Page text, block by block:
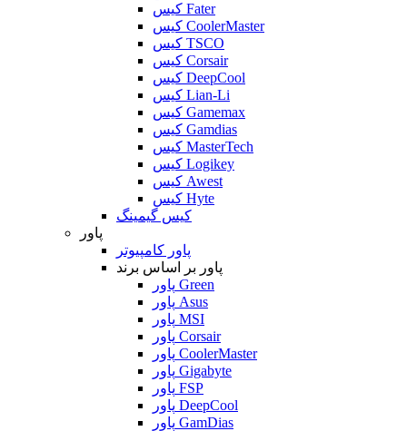
کیس Fater
کیس CoolerMaster
کیس TSCO
کیس Corsair
کیس DeepCool
کیس Lian-Li
کیس Gamemax
کیس Gamdias
کیس MasterTech
کیس Logikey
کیس Awest
کیس Hyte
کیس گیمینگ
پاور
پاور کامپیوتر
پاور بر اساس برند
پاور Green
پاور Asus
پاور MSI
پاور Corsair
پاور CoolerMaster
پاور Gigabyte
پاور FSP
پاور DeepCool
پاور GamDias